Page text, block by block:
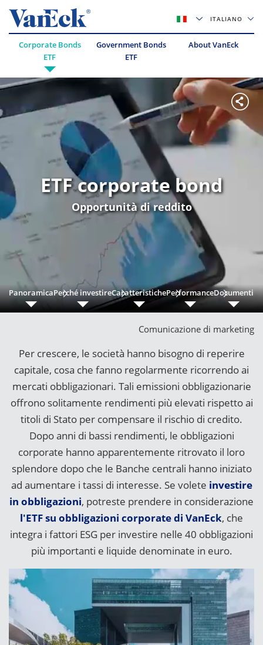
ITALIANO
Corporate Bonds
ETF
Government Bonds
ETF
About VanEck
ETF corporate bond
Opportunità di reddito
PanoramicaPerché investireCaratteristichePerformanceDocumenti
Comunicazione di marketing
Per crescere, le società hanno bisogno di reperire
capitale, cosa che fanno regolarmente ricorrendo ai
mercati obbligazionari. Tali emissioni obbligazionarie
offrono solitamente rendimenti più elevati rispetto ai
titoli di Stato per compensare il rischio di credito.
Dopo anni di bassi rendimenti, le obbligazioni
corporate hanno apparentemente ritrovato il loro
splendore dopo che le Banche centrali hanno iniziato
ad aumentare i tassi di interesse. Se volete investire
in obbligazioni, potreste prendere in considerazione
l'ETF su obbligazioni corporate di VanEck, che
integra i fattori ESG per investire nelle 40 obbligazioni
più importanti e liquide denominate in euro.